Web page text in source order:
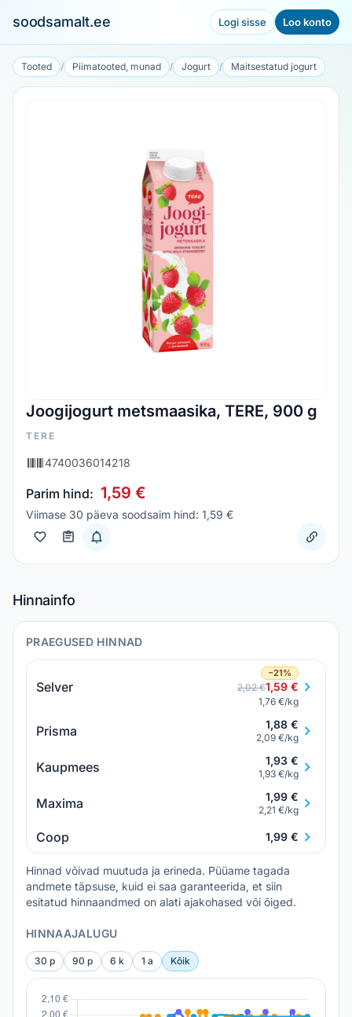
soodsamalt.ee Logi sisse Loo konto
Tooted / Piimatooted, munad / Jogurt / Maitsestatud jogurt
Joogijogurt metsmaasika, TERE, 900 g
TERE
4740036014218
Parim hind: 1,59 €
Viimase 30 päeva soodsaim hind: 1,59 €
Hinnainfo
PRAEGUSED HINNAD
Selver
−21%
2,02 €1,59 €
1,76 €/kg
Prisma 1,88 €
2,09 €/kg
Kaupmees 1,93 €
1,93 €/kg
Maxima 1,99 €
2,21 €/kg
Coop 1,99 €
Hinnad võivad muutuda ja erineda. Püüame tagada
andmete täpsuse, kuid ei saa garanteerida, et siin
esitatud hinnaandmed on alati ajakohased või õiged.
HINNAAJALUGU
30 p 90 p 6 k 1 a Kõik